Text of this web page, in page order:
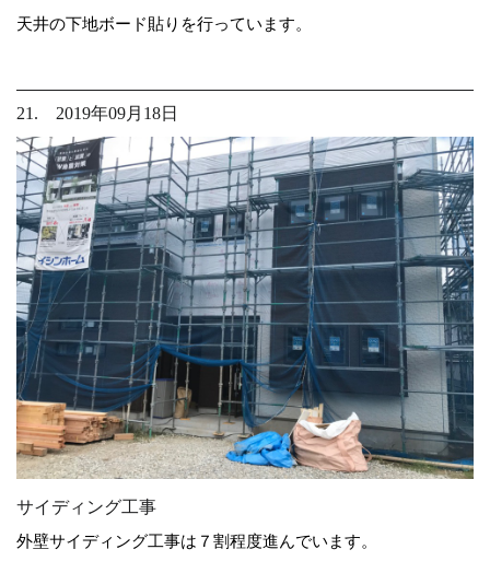
天井の下地ボード貼りを行っています。
21. 2019年09月18日
サイディング工事
外壁サイディング工事は７割程度進んでいます。